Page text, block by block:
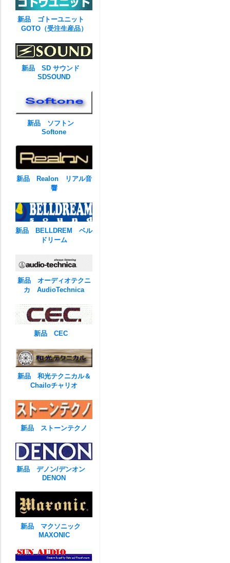
新品 ゴトーユニット
GOTO（受注生産品）
新品 SD サウンド
SDSOUND
新品 ソフトン
Softone
新品 Realon リアル音
響
新品 BELLDREM ベル
ドリーム
新品 オーディオテクニ
カ AudioTechnica
新品 CEC
新品 和光テクニカル＆
Chailoチャリオ
新品 ストーンテクノ
新品 デノン/デンオン
DENON
新品 マクソニック
MAXONIC